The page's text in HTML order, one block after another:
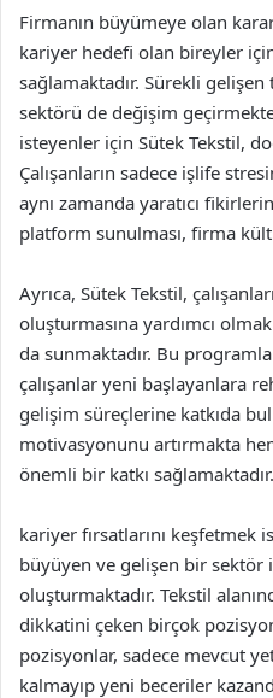
Firmanın büyümeye olan
kariyer hedefi olan bireyler
sağlamaktadır. Sürekli
sektörü de değişim
isteyenler için Sütek Tekstil,
Çalışanların sadece işlife
aynı zamanda yaratıcı
platform sunulması, firma
Ayrıca, Sütek Tekstil,
oluşturmasına yardımcı
da sunmaktadır. Bu
çalışanlar yeni başlayanlara
gelişim süreçlerine katkıda
motivasyonunu artırmakta
önemli bir katkı sağlamaktadır.
kariyer fırsatlarını keşfetmek
büyüyen ve gelişen bir sektör
oluşturmaktadır. Tekstil
dikkatini çeken birçok
pozisyonlar, sadece mevcut
kalmayıp yeni beceriler